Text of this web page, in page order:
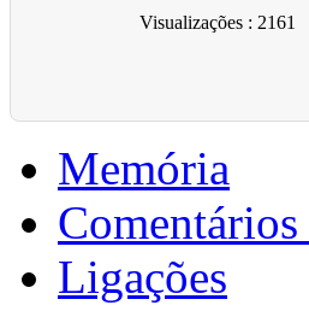
Visualizações: 2161
Memória
Comentários
Ligações